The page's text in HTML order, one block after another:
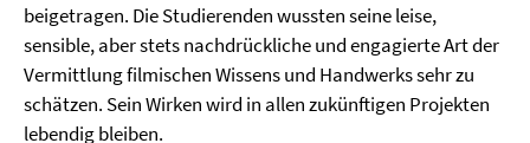
beigetragen. Die Studierenden wussten seine leise,
sensible, aber stets nachdrückliche und engagierte Art der
Vermittlung filmischen Wissens und Handwerks sehr zu
schätzen. Sein Wirken wird in allen zukünftigen Projekten
lebendig bleiben.